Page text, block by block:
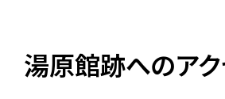
湯原館跡へのア